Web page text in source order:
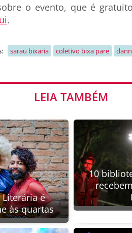
o evento, que é
.
sarau bixaria coletivo bixa pare
LEIA TAMBÉM
Literária é
às quartas
10